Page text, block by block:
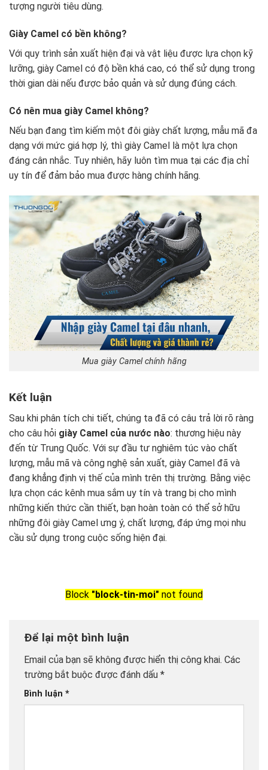
tượng người tiêu dùng.
Giày Camel có bền không?
Với quy trình sản xuất hiện đại và vật liệu được lựa chọn kỹ
lưỡng, giày Camel có độ bền khá cao, có thể sử dụng trong
thời gian dài nếu được bảo quản và sử dụng đúng cách.
Có nên mua giày Camel không?
Nếu bạn đang tìm kiếm một đôi giày chất lượng, mẫu mã đa
dạng với mức giá hợp lý, thì giày Camel là một lựa chọn
đáng cân nhắc. Tuy nhiên, hãy luôn tìm mua tại các địa chỉ
uy tín để đảm bảo mua được hàng chính hãng.
Mua giày Camel chính hãng
Kết luận
Sau khi phân tích chi tiết, chúng ta đã có câu trả lời rõ ràng
cho câu hỏi giày Camel của nước nào: thương hiệu này
đến từ Trung Quốc. Với sự đầu tư nghiêm túc vào chất
lượng, mẫu mã và công nghệ sản xuất, giày Camel đã và
đang khẳng định vị thế của mình trên thị trường. Bằng việc
lựa chọn các kênh mua sắm uy tín và trang bị cho mình
những kiến thức cần thiết, bạn hoàn toàn có thể sở hữu
những đôi giày Camel ưng ý, chất lượng, đáp ứng mọi nhu
cầu sử dụng trong cuộc sống hiện đại.
Block "block-tin-moi" not found
Để lại một bình luận
Email của bạn sẽ không được hiển thị công khai. Các
trường bắt buộc được đánh dấu *
Bình luận *